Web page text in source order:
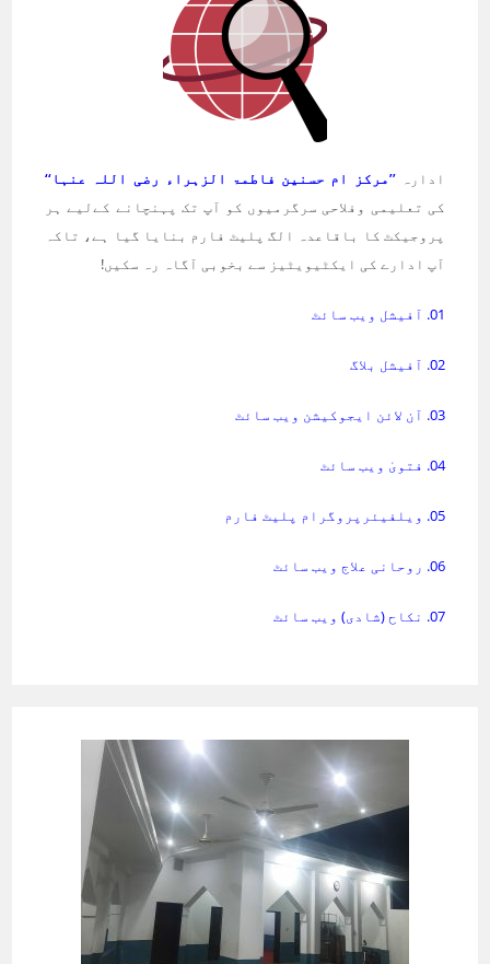
ادارہ’’مرکز ام حسنین فاطمۃ الزہراء رضی اللہ عنہا‘‘
کی تعلیمی وفلاحی سرگرمیوں کو آپ تک پہنچانے کےلیے ہر
پروجیکٹ کا باقاعدہ الگ پلیٹ فارم بنایا گیا ہے، تاکہ
آپ ادارے کی ایکٹیویٹیز سے بخوبی آگاہ رہ سکیں!
01. آفیشل ویب سائٹ
02. آفیشل بلاگ
03. آن لائن ایجوکیشن ویب سائٹ
04. فتویٰ ویب سائٹ
05. ویلفیئرپروگرام پلیٹ فارم
06. روحانی علاج ویب سائٹ
07. نکاح (شادی) ویب سائٹ